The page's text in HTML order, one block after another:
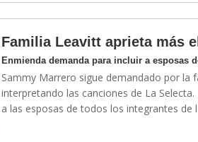
Familia Leavitt aprieta más
Enmienda demanda para incluir a esposas
Sammy Marrero sigue demandado por la
interpretando las canciones de La
a las esposas de todos los integrantes de